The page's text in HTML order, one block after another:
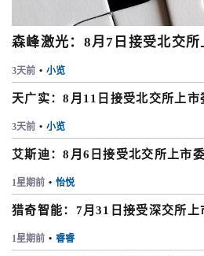
森峰激光：8月7日接受北交所
3天前 • 小览
天广实：8月11日接受北交所上市
3天前 • 小览
艾斯迪：8月6日接受北交所上市
1星期前 • 怡悦
猎奇智能：7月31日接受深交所上
1星期前 • 睿睿